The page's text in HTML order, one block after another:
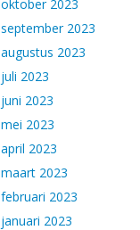
oktober 2023
september 2023
augustus 2023
juli 2023
juni 2023
mei 2023
april 2023
maart 2023
februari 2023
januari 2023